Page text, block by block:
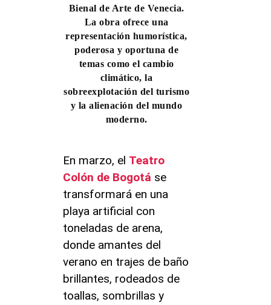
Bienal de Arte de Venecia.
La obra ofrece una
representación humorística,
poderosa y oportuna de
temas como el cambio
climático, la
sobreexplotación del turismo
y la alienación del mundo
moderno.
En marzo, el Teatro
Colón de Bogotá se
transformará en una
playa artificial con
toneladas de arena,
donde amantes del
verano en trajes de baño
brillantes, rodeados de
toallas, sombrillas y